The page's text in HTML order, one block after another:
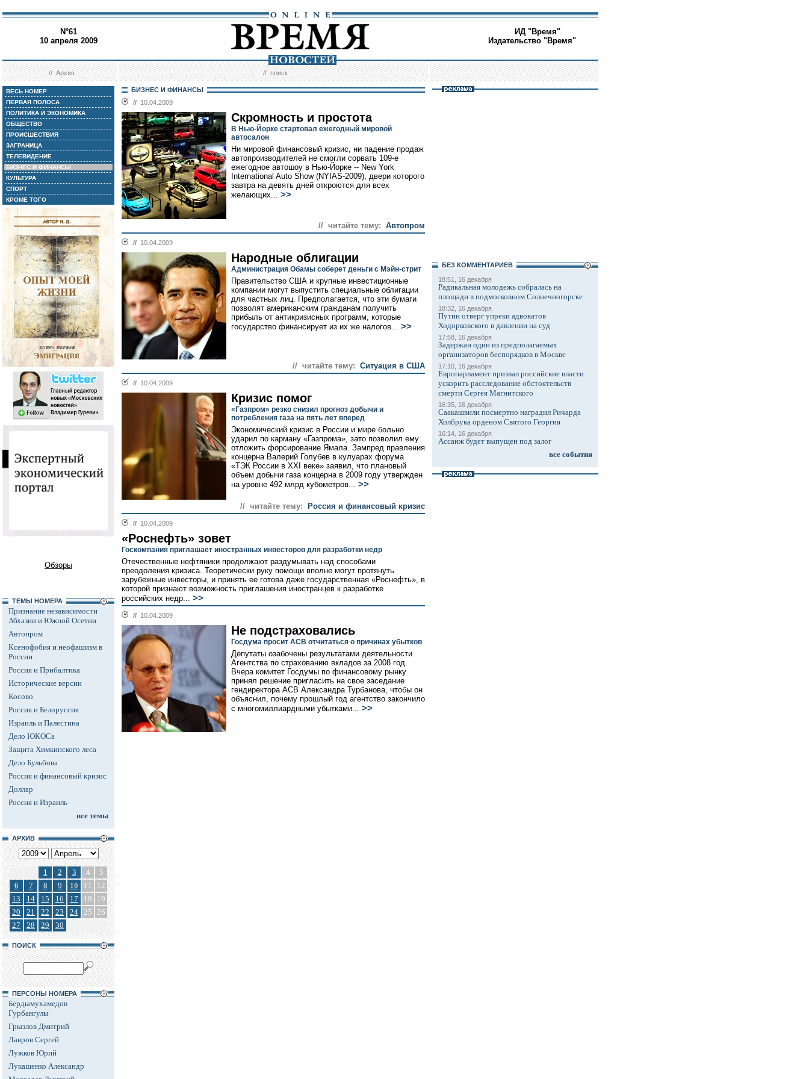
N°61
10 апреля 2009
ИД "Время"
Издательство "Время"
//Архив //поиск
ВЕСЬ НОМЕР
ПЕРВАЯ ПОЛОСА
ПОЛИТИКА И ЭКОНОМИКА
ОБЩЕСТВО
ПРОИСШЕСТВИЯ
ЗАГРАНИЦА
ТЕЛЕВИДЕНИЕ
БИЗНЕС И ФИНАНСЫ
КУЛЬТУРА
СПОРТ
КРОМЕ ТОГО
Обзоры
ТЕМЫ НОМЕРА
Признание независимости
Абхазии и Южной Осетии
Автопром
Ксенофобия и неофашизм в
России
Россия и Прибалтика
Исторические версии
Косово
Россия и Белоруссия
Израиль и Палестина
Дело ЮКОСа
Защита Химкинского леса
Дело Бульбова
Россия и финансовый кризис
Доллар
Россия и Израиль
все темы
АРХИВ
1 2 3 4
5
6
7 8 9 10 11
12
13
14 15 16 17 18
19
20
21 22 23 24 25 26
27
28 29 30
ПОИСК
ПЕРСОНЫ НОМЕРА
Бердымухамедов
Гурбангулы
Грызлов Дмитрий
Лавров Сергей
Лужков Юрий
Лукашенко Александр
БИЗНЕС И ФИНАНСЫ
// 10.04.2009
Скромность и простота
В Нью-Йорке стартовал ежегодный мировой
автосалон
Ни мировой финансовый кризис, ни падение продаж
автопроизводителей не смогли сорвать 109-е
ежегодное автошоу в Нью-Йорке -- New York
International Auto Show (NYIAS-2009), двери которого
завтра на девять дней откроются для всех
желающих... >>
// читайте тему: Автопром
// 10.04.2009
Народные облигации
Администрация Обамы соберет деньги с Мэйн-стрит
Правительство США и крупные инвестиционные
компании могут выпустить специальные облигации
для частных лиц. Предполагается, что эти бумаги
позволят американским гражданам получить
прибыль от антикризисных программ, которые
государство финансирует из их же налогов... >>
// читайте тему: Ситуация в США
// 10.04.2009
Кризис помог
«Газпром» резко снизил прогноз добычи и
потребления газа на пять лет вперед
Экономический кризис в России и мире больно
ударил по карману «Газпрома», зато позволил ему
отложить форсирование Ямала. Зампред правления
концерна Валерий Голубев в кулуарах форума
«ТЭК России в ХХI веке» заявил, что плановый
объем добычи газа концерна в 2009 году утвержден
на уровне 492 млрд кубометров... >>
// читайте тему: Россия и финансовый кризис
// 10.04.2009
«Роснефть» зовет
Госкомпания приглашает иностранных инвесторов для разработки недр
Отечественные нефтяники продолжают раздумывать над способами
преодоления кризиса. Теоретически руку помощи вполне могут протянуть
зарубежные инвесторы, и принять ее готова даже государственная «Роснефть», в
которой признают возможность приглашения иностранцев к разработке
российских недр... >>
// 10.04.2009
Не подстраховались
Госдума просит АСВ отчитаться о причинах убытков
Депутаты озабочены результатами деятельности
Агентства по страхованию вкладов за 2008 год.
Вчера комитет Госдумы по финансовому рынку
принял решение пригласить на свое заседание
гендиректора АСВ Александра Турбанова, чтобы он
объяснил, почему прошлый год агентство закончило
с многомиллиардными убытками... >>
БЕЗ КОМMЕНТАРИЕВ
18:51, 16 декабря
Радикальная молодежь собралась на
площади в подмосковном Солнечногорске
18:32, 16 декабря
Путин отверг упреки адвокатов
Ходорковского в давлении на суд
17:58, 16 декабря
Задержан один из предполагаемых
организаторов беспорядков в Москве
17:10, 16 декабря
Европарламент призвал российские власти
ускорить расследование обстоятельств
смерти Сергея Магнитского
16:35, 16 декабря
Саакашвили посмертно наградил Ричарда
Холбрука орденом Святого Георгия
16:14, 16 декабря
Ассанж будет выпущен под залог
все события